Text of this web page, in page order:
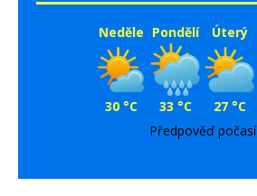
Neděle
30 °C
Pondělí
33 °C
Úterý
27 °C
Předpověď počasí